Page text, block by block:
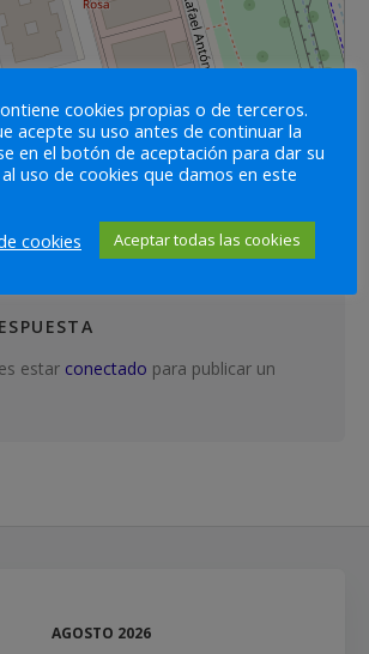
| Map data ©OpenStreetMapcontributors,CC-BY-SA
estar conectado para publicar un
AGOSTO 2026
cookies propias o de terceros.
acepte su uso antes de continuar la
en el botón de aceptación para dar su
uso de cookies que damos en este
cookies
Aceptar todas las cookies